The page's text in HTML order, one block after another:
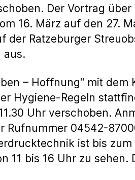
Der Vortrag
16. März auf den 27.
der Ratzeburger
aus.
– Hoffnung“ mit
Hygiene-Regeln
Uhr verschoben.
Rufnummer 04542-
ist bis
11 bis 16 Uhr zu sehen.